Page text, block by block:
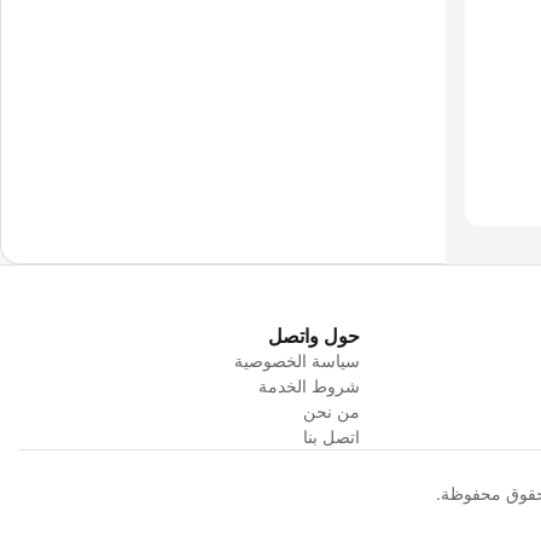
حول واتصل
سياسة الخصوصية
شروط الخدمة
من نحن
اتصل بنا